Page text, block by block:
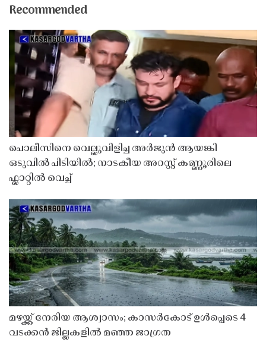
Recommended
പൊലീസിനെ വെല്ലുവിളിച്ച അർജുൻ ആയങ്കി
ഒടുവിൽ പിടിയിൽ; നാടകീയ അറസ്റ്റ് കണ്ണൂരിലെ
ഫ്ലാറ്റിൽ വെച്ച്
മഴയ്ക്ക് നേരിയ ആശ്വാസം; കാസർകോട് ഉൾപ്പെടെ 4
വടക്കൻ ജില്ലകളിൽ മഞ്ഞ ജാഗ്രത